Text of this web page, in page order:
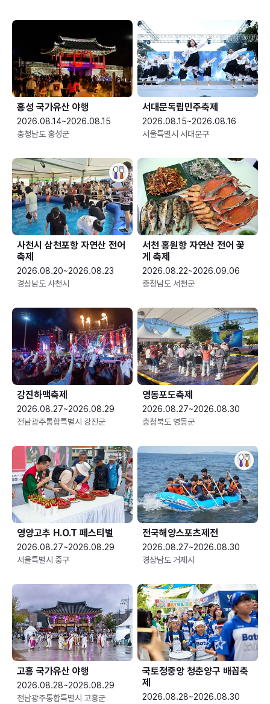
홍성 국가유산 야행
2026.08.14~2026.08.15
충청남도 홍성군
서대문독립민주축제
2026.08.15~2026.08.16
서울특별시 서대문구
사천시 삼천포항 자연산 전어
축제
2026.08.20~2026.08.23
경상남도 사천시
서천 홍원항 자연산 전어 꽃
게 축제
2026.08.22~2026.09.06
충청남도 서천군
강진하맥축제
2026.08.27~2026.08.29
전남광주통합특별시 강진군
영동포도축제
2026.08.27~2026.08.30
충청북도 영동군
영양고추 H.O.T 페스티벌
2026.08.27~2026.08.29
서울특별시 중구
전국해양스포츠제전
2026.08.27~2026.08.30
경상남도 거제시
고흥 국가유산 야행
2026.08.28~2026.08.29
전남광주통합특별시 고흥군
국토정중앙 청춘양구 배꼽축
제
2026.08.28~2026.08.30